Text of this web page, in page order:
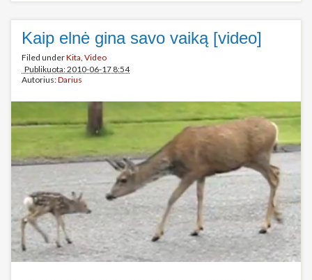
Kaip elnė gina savo vaiką [video]
Filed underKita Video
Publikuota: 2010-06-17 8:54
Autorius:Darius